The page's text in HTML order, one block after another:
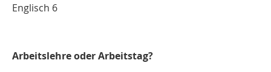
Englisch 6
Arbeitslehre oder Arbeitstag?